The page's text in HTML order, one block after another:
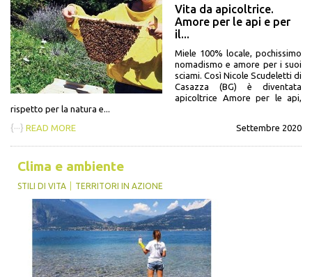
Vita da apicoltrice.
Amore per le api e per
il...
Miele 100% locale, pochissimo
nomadismo e amore per i suoi
sciami. Così Nicole Scudeletti di
Casazza (BG) è diventata
apicoltrice Amore per le api,
rispetto per la natura e...
{···} READ MORE Settembre 2020
Clima e ambiente
STILI DI VITA TERRITORI IN AZIONE